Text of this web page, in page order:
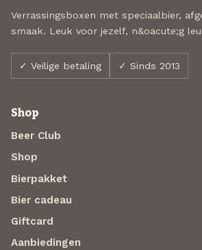
Verrassingsboxen met speciaalbier,
smaak. Leuk voor jezelf, n&oacute;g
✓ Veilige betaling ✓ Sinds 2013
Shop
Beer Club
Shop
Bierpakket
Bier cadeau
Giftcard
Aanbiedingen